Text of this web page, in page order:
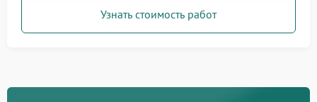
Узнать стоимость работ